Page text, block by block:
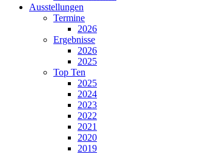
Ausstellungen
Termine
2026
Ergebnisse
2026
2025
Top Ten
2025
2024
2023
2022
2021
2020
2019